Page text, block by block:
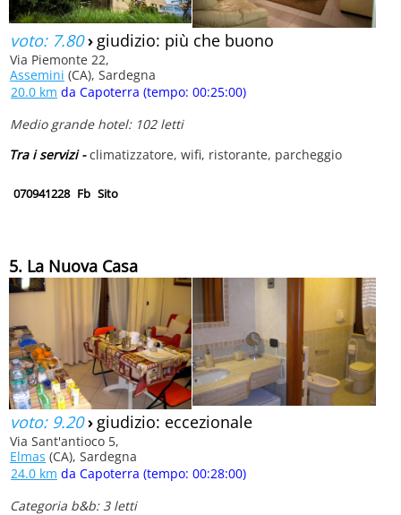
voto: 7.80› giudizio: più che buono
Via Piemonte 22,
Assemini (CA), Sardegna
20.0 km da Capoterra (tempo: 00:25:00)
Medio grande hotel: 102 letti
Tra i servizi -climatizzatore, wifi, ristorante, parcheggio
070941228 Fb Sito
5. La Nuova Casa
voto: 9.20› giudizio: eccezionale
Via Sant'antioco 5,
Elmas (CA), Sardegna
24.0 km da Capoterra (tempo: 00:28:00)
Categoria b&b: 3 letti